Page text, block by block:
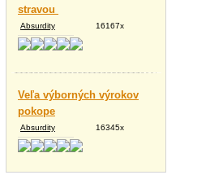
stravou
Absurdity 16167x
Veľa výborných výrokov
pokope
Absurdity 16345x